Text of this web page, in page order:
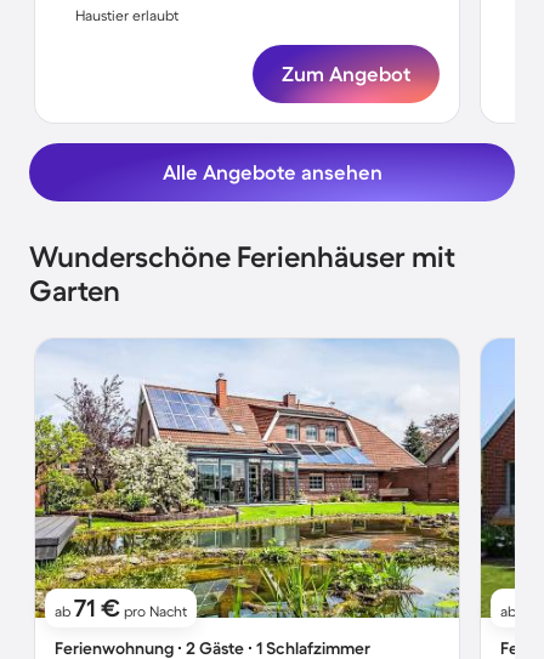
Haustier erlaubt
Zum Angebot
Alle Angebote ansehen
Wunderschöne Ferienhäuser mit
Garten
ab 71 € pro Nacht
Ferienwohnung ∙ 2 Gäste ∙ 1 Schlafzimmer
ab